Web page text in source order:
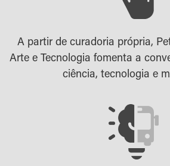
A partir de curadoria própria,
Arte e Tecnologia fomenta a
ciência, tecnologia e